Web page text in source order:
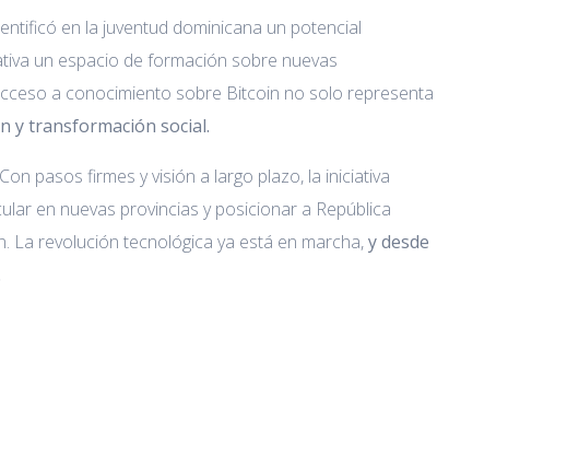
en la juventud dominicana un potencial
un espacio de formación sobre nuevas
a conocimiento sobre Bitcoin no solo representa
y transformación social.
pasos firmes y visión a largo plazo, la iniciativa
en nuevas provincias y posicionar a República
La revolución tecnológica ya está en marcha,y desde